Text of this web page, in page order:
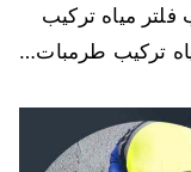
مياه تركيب
تركيب طرمبات…